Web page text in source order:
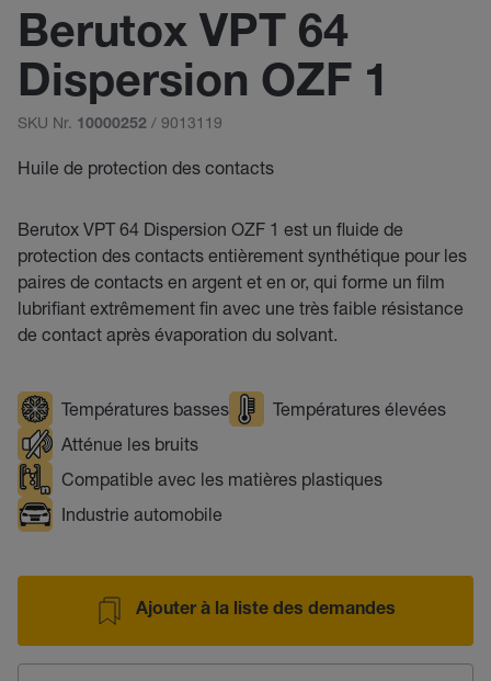
Berutox VPT 64
Dispersion OZF 1
SKU Nr. 10000252 / 9013119
Huile de protection des contacts
Berutox VPT 64 Dispersion OZF 1 est un fluide de
protection des contacts entièrement synthétique pour les
paires de contacts en argent et en or, qui forme un film
lubrifiant extrêmement fin avec une très faible résistance
de contact après évaporation du solvant.
Températures basses
Températures élevées
Atténue les bruits
Compatible avec les matières plastiques
Industrie automobile
Ajouter à la liste des demandes